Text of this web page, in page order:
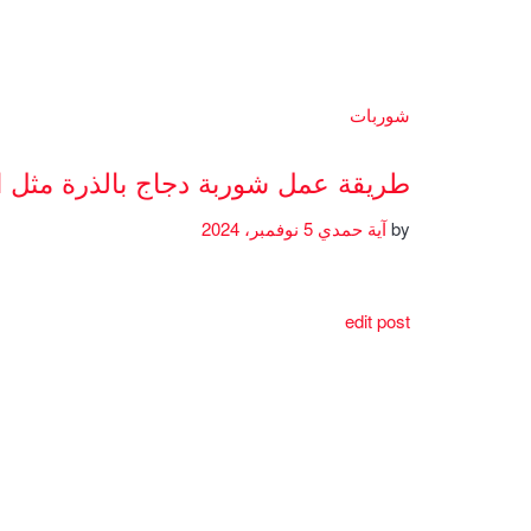
شوربات
طريقة عمل شوربة دجاج بالذرة مثل
byآية حمدي
edit post